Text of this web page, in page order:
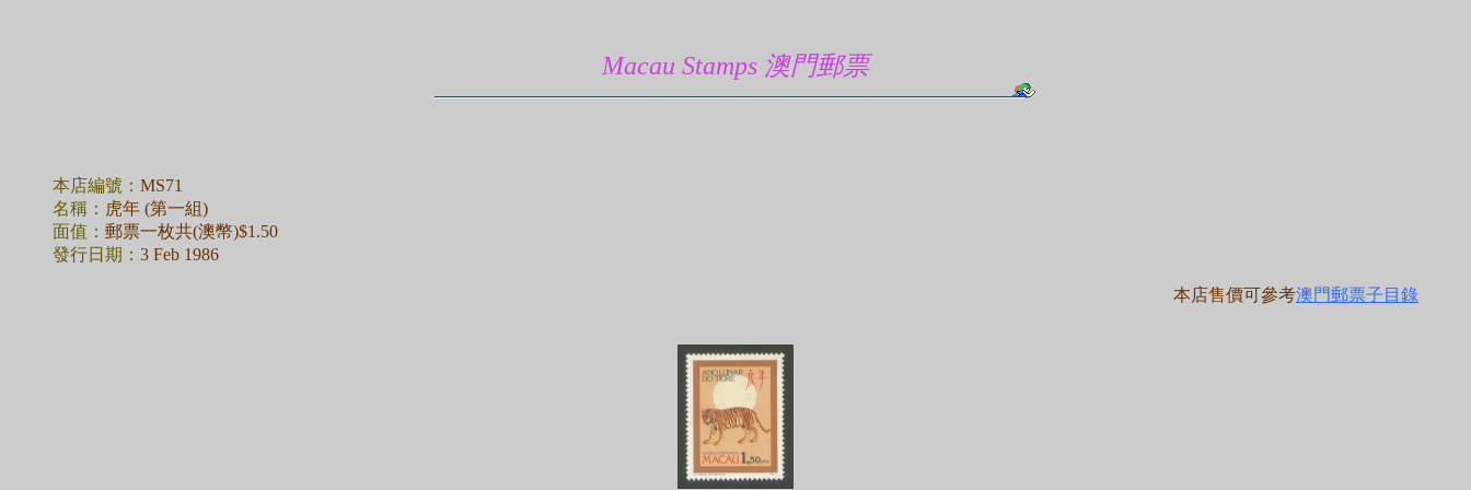
Macau Stamps 澳門郵票
本店編號： MS71
名稱： 虎年 (第一組)
面值： 郵票一枚共(澳幣)$1.50
發行日期： 3 Feb 1986
本店售價可參考澳門郵票子目錄